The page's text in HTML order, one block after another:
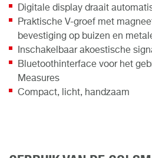
Digitale display draait
Praktische V-groef met
bevestiging op buizen en
Inschakelbaar akoestische
Bluetoothinterface voor het
Measures
Compact, licht, handzaam